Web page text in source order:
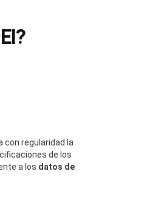
con regularidad la
de los
a los datos de